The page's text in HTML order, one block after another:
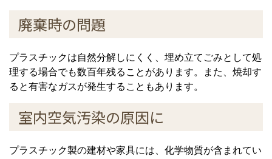
廃棄時の問題
プラスチックは自然分解しにくく、埋め立てごみとして処
理する場合でも数百年残ることがあります。また、焼却す
ると有害なガスが発生することもあります。
室内空気汚染の原因に
プラスチック製の建材や家具には、化学物質が含まれてい